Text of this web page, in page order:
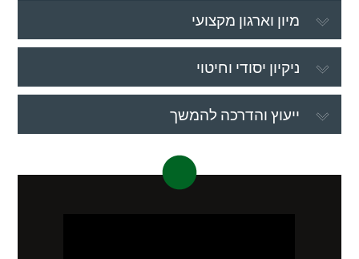
מיון וארגון מקצועי
ניקיון יסודי וחיטוי
ייעוץ והדרכה להמשך